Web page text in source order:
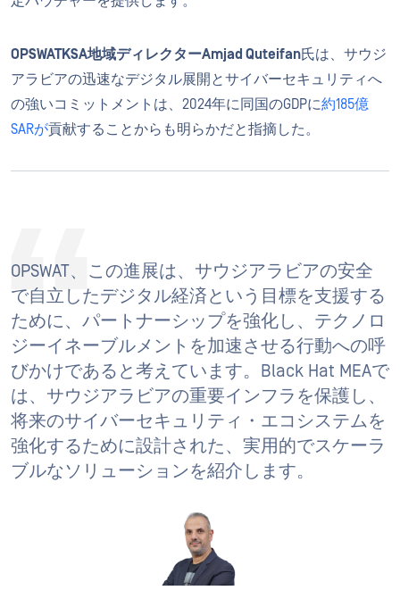
OPSWATKSA地域ディレクターAmjad Quteifan氏は、サウジ
アラビアの迅速なデジタル展開とサイバーセキュリティへ
の強いコミットメントは、2024年に同国のGDPに約185億
SARが貢献することからも明らかだと指摘した。
OPSWAT、この進展は、サウジアラビアの安全
で自立したデジタル経済という目標を支援する
ために、パートナーシップを強化し、テクノロ
ジーイネーブルメントを加速させる行動への呼
びかけであると考えています。Black Hat MEAで
は、サウジアラビアの重要インフラを保護し、
将来のサイバーセキュリティ・エコシステムを
強化するために設計された、実用的でスケーラ
ブルなソリューションを紹介します。